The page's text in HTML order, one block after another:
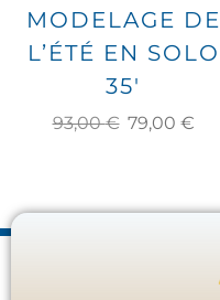
MODELAGE DE
L’ÉTÉ EN SOLO
35′
93,00€ 79,00 €